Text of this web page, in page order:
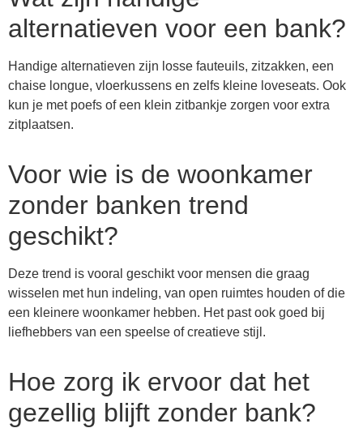
alternatieven voor een bank?
Handige alternatieven zijn losse fauteuils, zitzakken, een
chaise longue, vloerkussens en zelfs kleine loveseats. Ook
kun je met poefs of een klein zitbankje zorgen voor extra
zitplaatsen.
Voor wie is de woonkamer
zonder banken trend
geschikt?
Deze trend is vooral geschikt voor mensen die graag
wisselen met hun indeling, van open ruimtes houden of die
een kleinere woonkamer hebben. Het past ook goed bij
liefhebbers van een speelse of creatieve stijl.
Hoe zorg ik ervoor dat het
gezellig blijft zonder bank?